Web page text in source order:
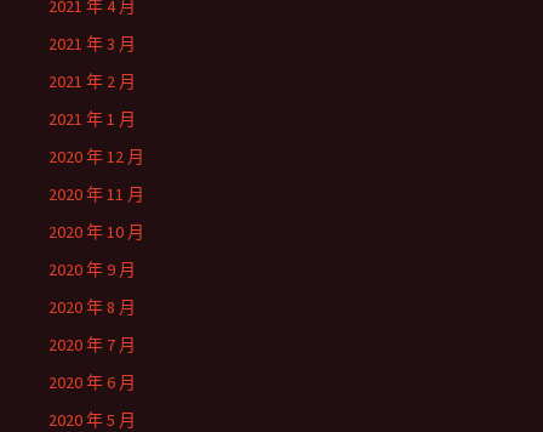
2021 年 4 月
2021 年 3 月
2021 年 2 月
2021 年 1 月
2020 年 12 月
2020 年 11 月
2020 年 10 月
2020 年 9 月
2020 年 8 月
2020 年 7 月
2020 年 6 月
2020 年 5 月